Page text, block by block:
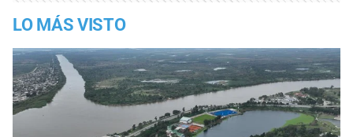
LO MÁS VISTO